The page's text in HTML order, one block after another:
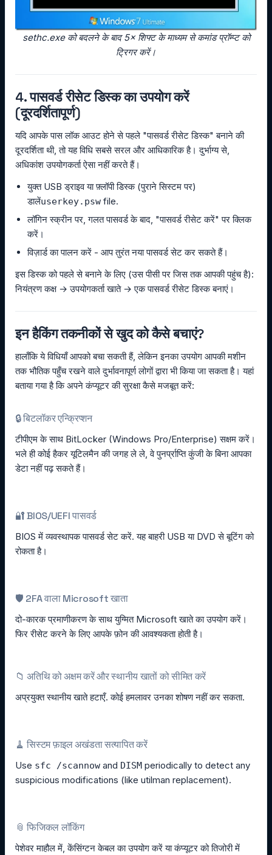
sethc.exe को बदलने के बाद 5× शिफ्ट के माध्यम से कमांड प्रॉम्प्ट को
ट्रिगर करें।
4. पासवर्ड रीसेट डिस्क का उपयोग करें
(दूरदर्शितापूर्ण)
यदि आपके पास लॉक आउट होने से पहले "पासवर्ड रीसेट डिस्क" बनाने की
दूरदर्शिता थी, तो यह विधि सबसे सरल और आधिकारिक है। दुर्भाग्य से,
अधिकांश उपयोगकर्ता ऐसा नहीं करते हैं।
युक्त USB ड्राइव या फ़्लॉपी डिस्क (पुराने सिस्टम पर)
डालेंuserkey.psw file.
लॉगिन स्क्रीन पर, गलत पासवर्ड के बाद, "पासवर्ड रीसेट करें" पर क्लिक
करें।
विज़ार्ड का पालन करें - आप तुरंत नया पासवर्ड सेट कर सकते हैं।
इस डिस्क को पहले से बनाने के लिए (उस पीसी पर जिस तक आपकी पहुंच है):
नियंत्रण कक्ष → उपयोगकर्ता खाते → एक पासवर्ड रीसेट डिस्क बनाएं।
इन हैकिंग तकनीकों से खुद को कैसे बचाएं?
हालाँकि ये विधियाँ आपको बचा सकती हैं, लेकिन इनका उपयोग आपकी मशीन
तक भौतिक पहुँच रखने वाले दुर्भावनापूर्ण लोगों द्वारा भी किया जा सकता है। यहां
बताया गया है कि अपने कंप्यूटर की सुरक्षा कैसे मजबूत करें:
🔒 बिटलॉकर एन्क्रिप्शन
टीपीएम के साथ BitLocker (Windows Pro/Enterprise) सक्षम करें।
भले ही कोई हैकर यूटिलमैन की जगह ले ले, वे पुनर्प्राप्ति कुंजी के बिना आपका
डेटा नहीं पढ़ सकते हैं।
🔐 BIOS/UEFI पासवर्ड
BIOS में व्यवस्थापक पासवर्ड सेट करें. यह बाहरी USB या DVD से बूटिंग को
रोकता है।
🛡️ 2FA वाला Microsoft खाता
दो-कारक प्रमाणीकरण के साथ युग्मित Microsoft खाते का उपयोग करें।
फिर रीसेट करने के लिए आपके फ़ोन की आवश्यकता होती है।
📁 अतिथि को अक्षम करें और स्थानीय खातों को सीमित करें
अप्रयुक्त स्थानीय खाते हटाएँ. कोई हमलावर उनका शोषण नहीं कर सकता.
🧹 सिस्टम फ़ाइल अखंडता सत्यापित करें
Use sfc /scannow and DISM periodically to detect any
suspicious modifications (like utilman replacement).
📎 फिजिकल लॉकिंग
पेशेवर माहौल में, केंसिंग्टन केबल का उपयोग करें या कंप्यूटर को तिजोरी में